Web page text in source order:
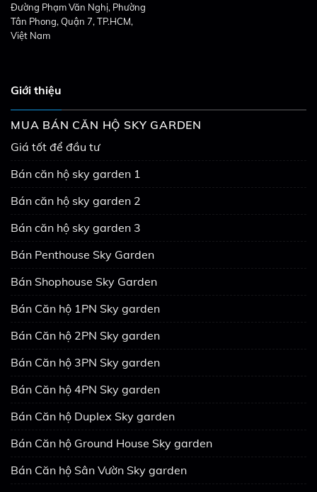
Đường Phạm Văn Nghị, Phường
Tân Phong, Quận 7, TP.HCM,
Việt Nam
Giới thiệu
MUA BÁN CĂN HỘ SKY GARDEN
Giá tốt để đầu tư
Bán căn hộ sky garden 1
Bán căn hộ sky garden 2
Bán căn hộ sky garden 3
Bán Penthouse Sky Garden
Bán Shophouse Sky Garden
Bán Căn hộ 1PN Sky garden
Bán Căn hộ 2PN Sky garden
Bán Căn hộ 3PN Sky garden
Bán Căn hộ 4PN Sky garden
Bán Căn hộ Duplex Sky garden
Bán Căn hộ Ground House Sky garden
Bán Căn hộ Sân Vườn Sky garden